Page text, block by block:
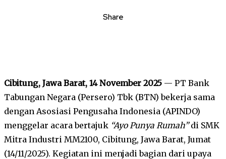
Share
Cibitung, Jawa Barat, 14 November 2025 — PT Bank
Tabungan Negara (Persero) Tbk (BTN) bekerja sama
dengan Asosiasi Pengusaha Indonesia (APINDO)
menggelar acara bertajuk “Ayo Punya Rumah”di SMK
Mitra Industri MM2100, Cibitung, Jawa Barat, Jumat
(14/11/2025). Kegiatan ini menjadi bagian dari upaya